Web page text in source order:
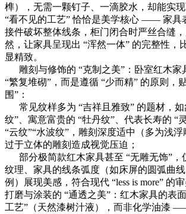
榫），无需一颗钉子、一滴胶水，却能实
“看不见的工艺” 恰恰是美学核心 —— 家具
接件破坏整体线条，柜门闭合时严丝合缝
然，让家具呈现出 “浑然一体” 的完整性，
显精致。
雕刻与修饰的 “克制之美”：卧室红木家
“繁复堆砌”，而是遵循 “少而精” 的原则，
围”：
常见纹样多为 “吉祥且雅致” 的题材，如
纹”、寓意富贵的 “牡丹纹”、代表长寿的 “
“云纹”“水波纹”，雕刻深度适中（多为浅
过于立体的雕刻造成视觉压迫；
部分极简款红木家具甚至 “无雕无饰”，
纹理、家具的线条弧度（如床屏的圆弧曲
例）展现美感，符合现代 “less is more” 的审
打磨与涂装的 “通透之美”：红木家具的表
工艺”（天然漆树汁液），而非化学油漆